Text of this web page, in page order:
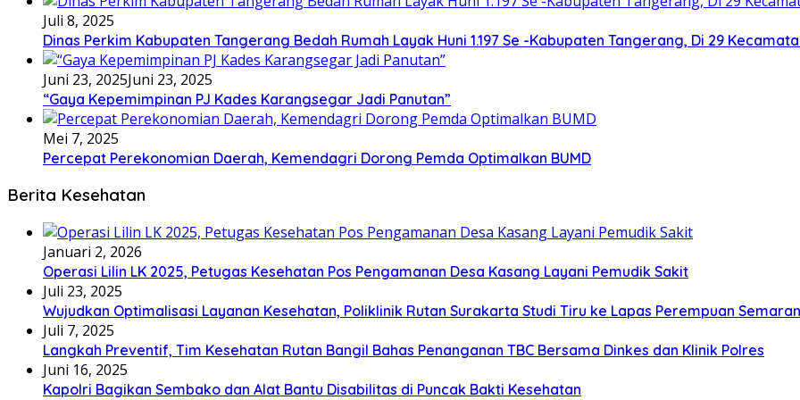
Juli 8, 2025
Dinas Perkim Kabupaten Tangerang Bedah Rumah Layak Huni 1.197 Se -Kabupaten Tangerang, Di 29
Juni 23, 2025Juni 23, 2025
“Gaya Kepemimpinan PJ Kades Karangsegar Jadi Panutan”
Mei 7, 2025
Percepat Perekonomian Daerah, Kemendagri Dorong Pemda Optimalkan BUMD
Berita Kesehatan
Januari 2, 2026
Operasi Lilin LK 2025, Petugas Kesehatan Pos Pengamanan Desa Kasang Layani Pemudik Sakit
Juli 23, 2025
Wujudkan Optimalisasi Layanan Kesehatan, Poliklinik Rutan Surakarta Studi Tiru ke Lapas Perempuan
Juli 7, 2025
Langkah Preventif, Tim Kesehatan Rutan Bangil Bahas Penanganan TBC Bersama Dinkes dan Klinik Polres
Juni 16, 2025
Kapolri Bagikan Sembako dan Alat Bantu Disabilitas di Puncak Bakti Kesehatan